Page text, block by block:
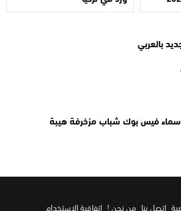
بالعربي
فيس بوك شباب مزخرفة هيبة
اتصل بنا من نحن ! اتفاقية الاستخدام